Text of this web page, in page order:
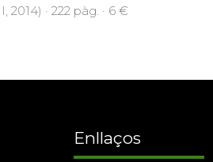
· 222 pàg. · 6 €
Enllaços